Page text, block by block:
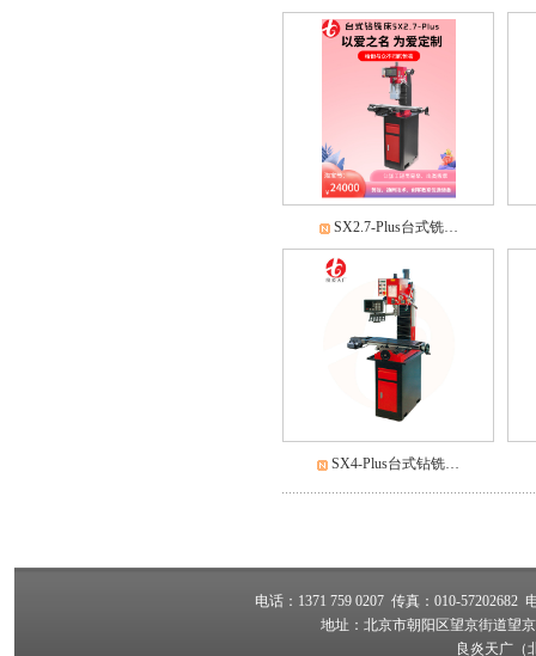
SX2.7-Plus台式铣…
SX4-Plus台式钻铣…
电话：1371 759 0207 传真：010-57202682
地址：北京市朝阳区望京街道望
良炎天广（